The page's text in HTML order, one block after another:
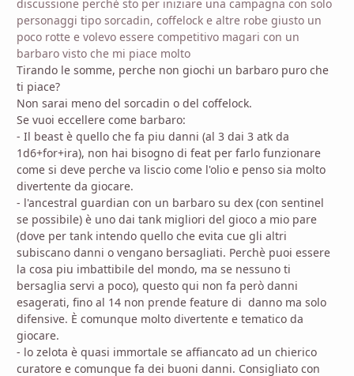
discussione perchè sto per iniziare una campagna con solo
personaggi tipo sorcadin, coffelock e altre robe giusto un
poco rotte e volevo essere competitivo magari con un
barbaro visto che mi piace molto
Tirando le somme, perche non giochi un barbaro puro che
ti piace?
Non sarai meno del sorcadin o del coffelock.
Se vuoi eccellere come barbaro:
- Il beast è quello che fa piu danni (al 3 dai 3 atk da
1d6+for+ira), non hai bisogno di feat per farlo funzionare
come si deve perche va liscio come l'olio e penso sia molto
divertente da giocare.
- l'ancestral guardian con un barbaro su dex (con sentinel
se possibile) è uno dai tank migliori del gioco a mio pare
(dove per tank intendo quello che evita cue gli altri
subiscano danni o vengano bersagliati. Perchè puoi essere
la cosa piu imbattibile del mondo, ma se nessuno ti
bersaglia servi a poco), questo qui non fa però danni
esagerati, fino al 14 non prende feature di danno ma solo
difensive. È comunque molto divertente e tematico da
giocare.
- lo zelota è quasi immortale se affiancato ad un chierico
curatore e comunque fa dei buoni danni. Consigliato con